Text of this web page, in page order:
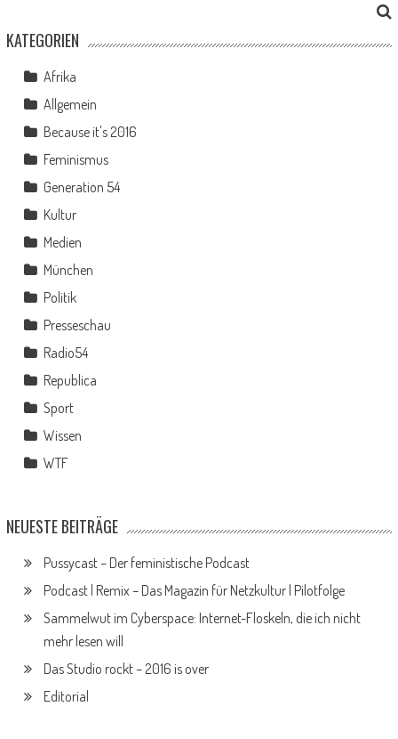
KATEGORIEN
Afrika
Allgemein
Because it's 2016
Feminismus
Generation 54
Kultur
Medien
München
Politik
Presseschau
Radio54
Republica
Sport
Wissen
WTF
NEUESTE BEITRÄGE
Pussycast – Der feministische Podcast
Podcast | Remix – Das Magazin für Netzkultur | Pilotfolge
Sammelwut im Cyberspace: Internet-Floskeln, die ich nicht
mehr lesen will
Das Studio rockt – 2016 is over
Editorial